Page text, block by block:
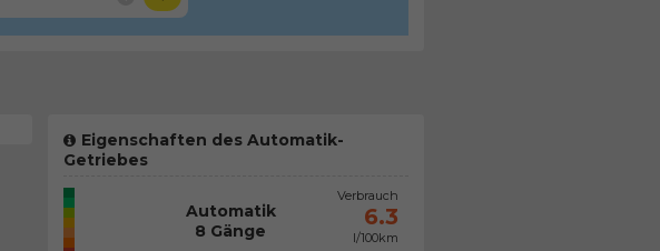
Eigenschaften des Automatik-
Getriebes
Automatik
8 Gänge
Verbrauch
6.3
l/100km